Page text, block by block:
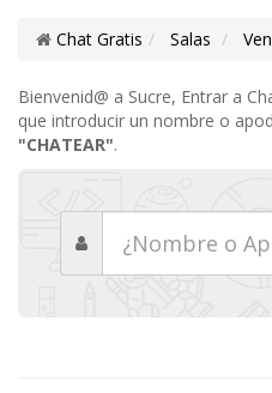
Chat Gratis Salas
Bienvenid@ a Sucre, Entrar a
que introducir un nombre o
"CHATEAR".